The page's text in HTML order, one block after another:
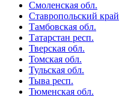
Смоленская обл.
Ставропольский край
Тамбовская обл.
Татарстан респ.
Тверская обл.
Томская обл.
Тульская обл.
Тыва респ.
Тюменская обл.